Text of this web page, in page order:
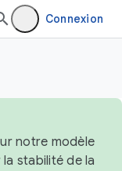
Connexion
notre modèle
stabilité de la